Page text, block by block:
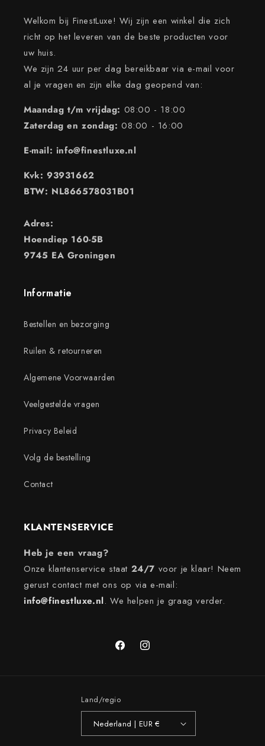
Welkom bij FinestLuxe! Wij zijn een winkel die zich
richt op het leveren van de beste producten voor
uw huis.
We zijn 24 uur per dag bereikbaar via e-mail voor
al je vragen en zijn elke dag geopend van:
Maandag t/m vrijdag: 08:00 - 18:00
Zaterdag en zondag: 08:00 - 16:00
E-mail: info@finestluxe.nl
Kvk: 93931662
BTW: NL866578031B01
Adres:
Hoendiep 160-5B
9745 EA Groningen
Informatie
Bestellen en bezorging
Ruilen & retourneren
Algemene Voorwaarden
Veelgestelde vragen
Privacy Beleid
Volg de bestelling
Contact
KLANTENSERVICE
Heb je een vraag?
Onze klantenservice staat 24/7 voor je klaar! Neem
gerust contact met ons op via e-mail:
info@finestluxe.nl. We helpen je graag verder.
FacebookInstagram
Land/regio
Nederland | EUR €